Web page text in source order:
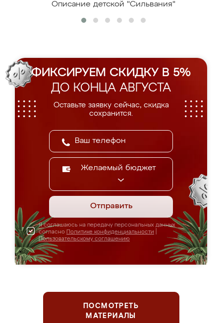
Описание детской "Сильвания"
ФИКСИРУЕМ СКИДКУ В 5%
ДО КОНЦА АВГУСТА
Оставьте заявку сейчас, скидка
сохранится.
Желаемый бюджет
Отправить
Я соглашаюсь на передачу персональных данных
согласно Политике конфиденциальности
Пользовательскому соглашению
ПОСМОТРЕТЬ
МАТЕРИАЛЫ